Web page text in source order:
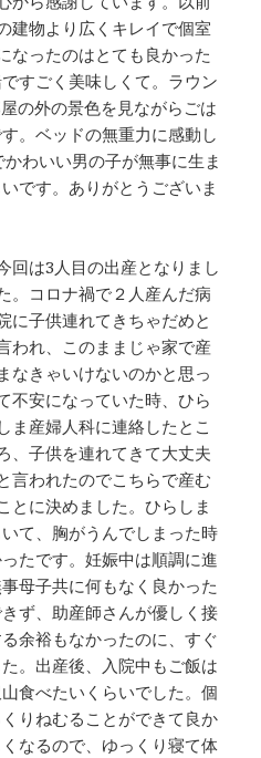
建物より広くキレイで個室
なったのはとても良かった
すごく美味しくて。ラウン
の外の景色を見ながらごは
。ベッドの無重力に感動し
わいい男の子が無事に生ま
です。ありがとうございま
回は3人目の出産となりまし
。コロナ禍で２人産んだ病
に子供連れてきちゃだめと
われ、このままじゃ家で産
まなきゃいけないのかと思っ
不安になっていた時、ひら
しま産婦人科に連絡したとこ
、子供を連れてきて大丈夫
言われたのでこちらで産む
とに決めました。ひらしま
て、胸がうんでしまった時
たです。妊娠中は順調に進
母子共に何もなく良かった
ず、助産師さんが優しく接
余裕もなかったのに、すぐ
。出産後、入院中もご飯は
食べたいくらいでした。個
りねむることができて良か
なるので、ゆっくり寝て体